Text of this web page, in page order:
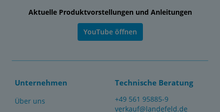
Aktuelle Produktvorstellungen und Anleitungen
YouTube öffnen
Unternehmen
Über uns
Technische Beratung
+49 561 95885-9
verkauf@landefeld.de